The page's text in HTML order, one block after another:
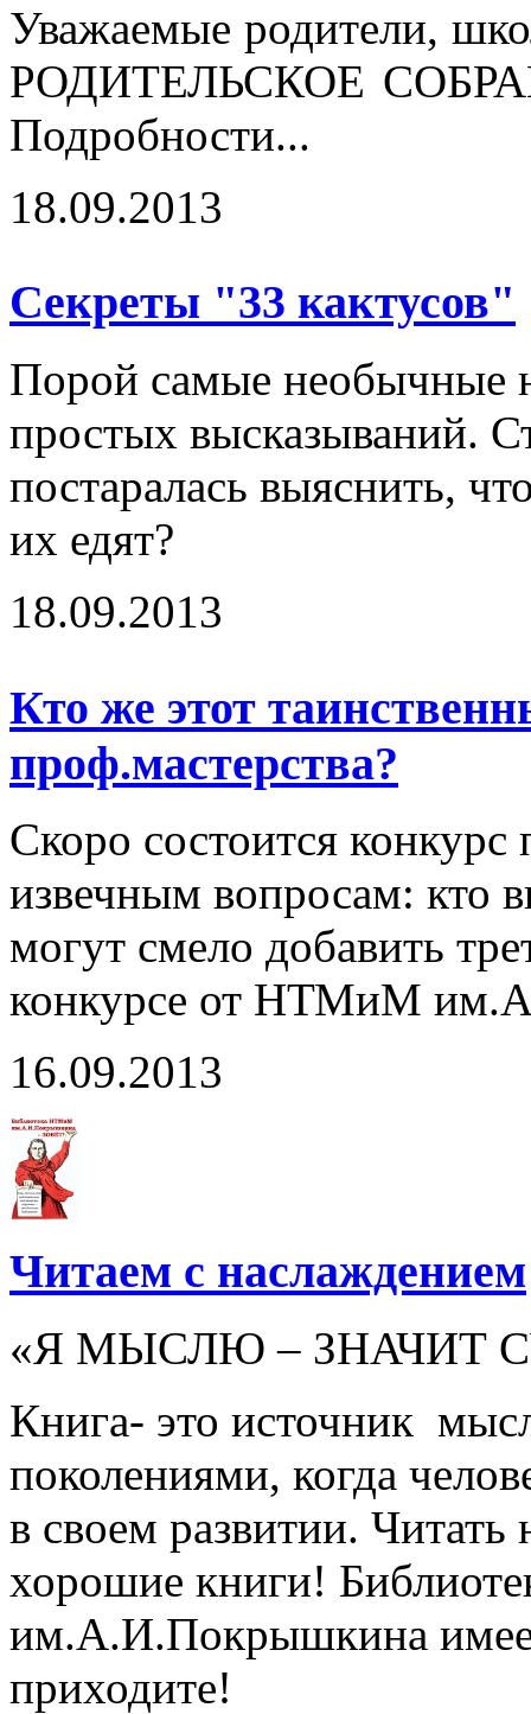
Уважаемые родители,
РОДИТЕЛЬСКОЕ
Подробности...
18.09.2013
Секреты "33 кактусов"
Порой самые необычные
простых высказываний.
постаралась выяснить,
их едят?
18.09.2013
Кто же этот
проф.мастерства?
Скоро состоится
извечным вопросам: кто
могут смело добавить
конкурсе от НТМиМ
16.09.2013
Читаем с наслаждением
«Я МЫСЛЮ – ЗНАЧИТ
Книга- это источник
поколениями, когда
в своем развитии.
хорошие книги!
им.А.И.Покрышкина
приходите!